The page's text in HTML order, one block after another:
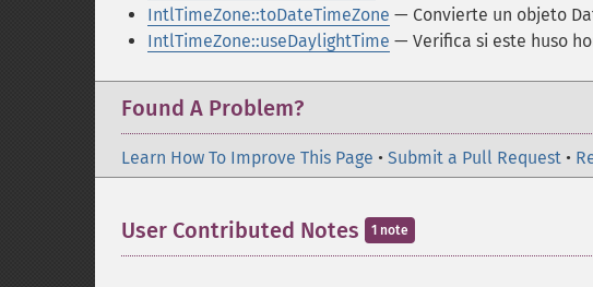
IntlTimeZone::toDateTimeZone — Convierte un objeto
IntlTimeZone::useDaylightTime — Verifica si este huso
Found A Problem?
Learn How To Improve This Page • Submit a Pull Request •
User Contributed Notes 1 note